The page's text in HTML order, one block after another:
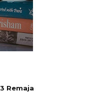
Remaja